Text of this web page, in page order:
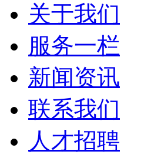
关于我们
服务一栏
新闻资讯
联系我们
人才招聘